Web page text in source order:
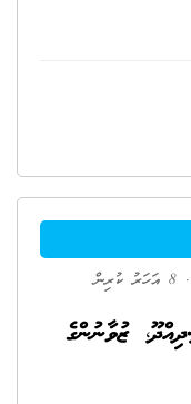
. 8 އަހަރު ކުރިން
ޒުވާނުންގެ